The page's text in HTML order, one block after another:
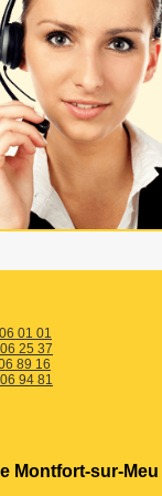
01 01
25 37
89 16
94 81
Montfort-sur-Meu